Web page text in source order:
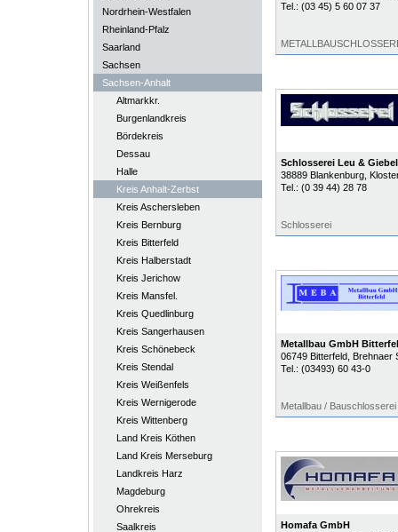
Nordrhein-Westfalen
Rheinland-Pfalz
Saarland
Sachsen
Sachsen-Anhalt
Altmarkkr.
Burgenlandkreis
Bördekreis
Dessau
Halle
Kreis Anhalt-Zerbst
Kreis Aschersleben
Kreis Bernburg
Kreis Bitterfeld
Kreis Halberstadt
Kreis Jerichow
Kreis Mansfel.
Kreis Quedlinburg
Kreis Sangerhausen
Kreis Schönebeck
Kreis Stendal
Kreis Weißenfels
Kreis Wernigerode
Kreis Wittenberg
Land Kreis Köthen
Land Kreis Merseburg
Landkreis Harz
Magdeburg
Ohrekreis
Saalkreis
Tel.: (03 45) 5 60 07 37
Schlosserei Leu & Giebel
38889 Blankenburg,
Tel.: (0 39 44) 28 78
Schlosserei
Metallbau GmbH
06749 Bitterfeld, Brehnaer
Tel.: (03493) 60 43-0
Metallbau / Bauschlosserei
Homafa GmbH